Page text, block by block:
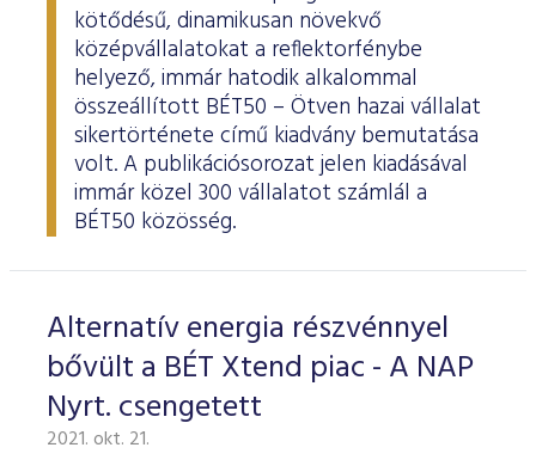
kötődésű, dinamikusan növekvő
középvállalatokat a reflektorfénybe
helyező, immár hatodik alkalommal
összeállított BÉT50 – Ötven hazai vállalat
sikertörténete című kiadvány bemutatása
volt. A publikációsorozat jelen kiadásával
immár közel 300 vállalatot számlál a
BÉT50 közösség.
Alternatív energia részvénnyel
bővült a BÉT Xtend piac - A NAP
Nyrt. csengetett
2021. okt. 21.